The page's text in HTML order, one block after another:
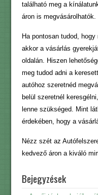
található meg a
áron is megvásárolhatók.
Ha pontosan tudod,
akkor a vásárlás
oldalán. Hiszen
meg tudod adni a
autóhoz szeretnéd
belül szeretnél
lenne szükséged. Mint
érdekében, hogy a
Nézz szét az
kedvező áron a kiváló
Bejegyzések